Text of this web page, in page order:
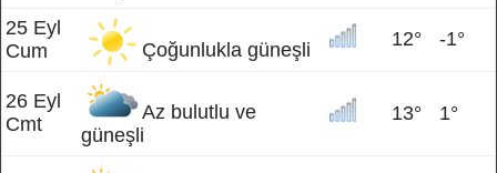
25 Eyl
Cum
Çoğunlukla güneşli 12° -1°
26 Eyl
Cmt
Az bulutlu ve
güneşli
13° 1°